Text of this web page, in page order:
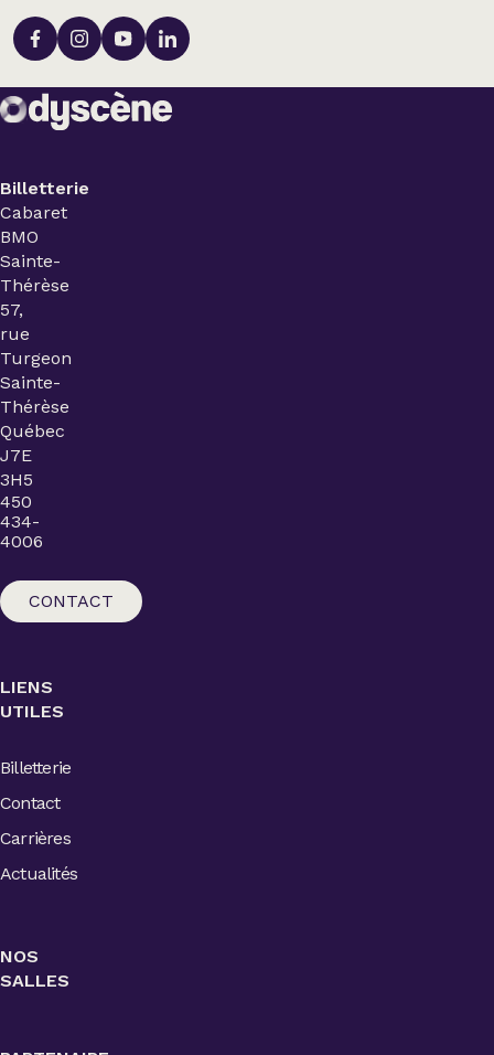
Billetterie
Cabaret
BMO
Sainte-
Thérèse
57,
rue
Turgeon
Sainte-
Thérèse
Québec
J7E
3H5
450
434-
4006
CONTACT
LIENS
UTILES
Billetterie
Contact
Carrières
Actualités
NOS
SALLES